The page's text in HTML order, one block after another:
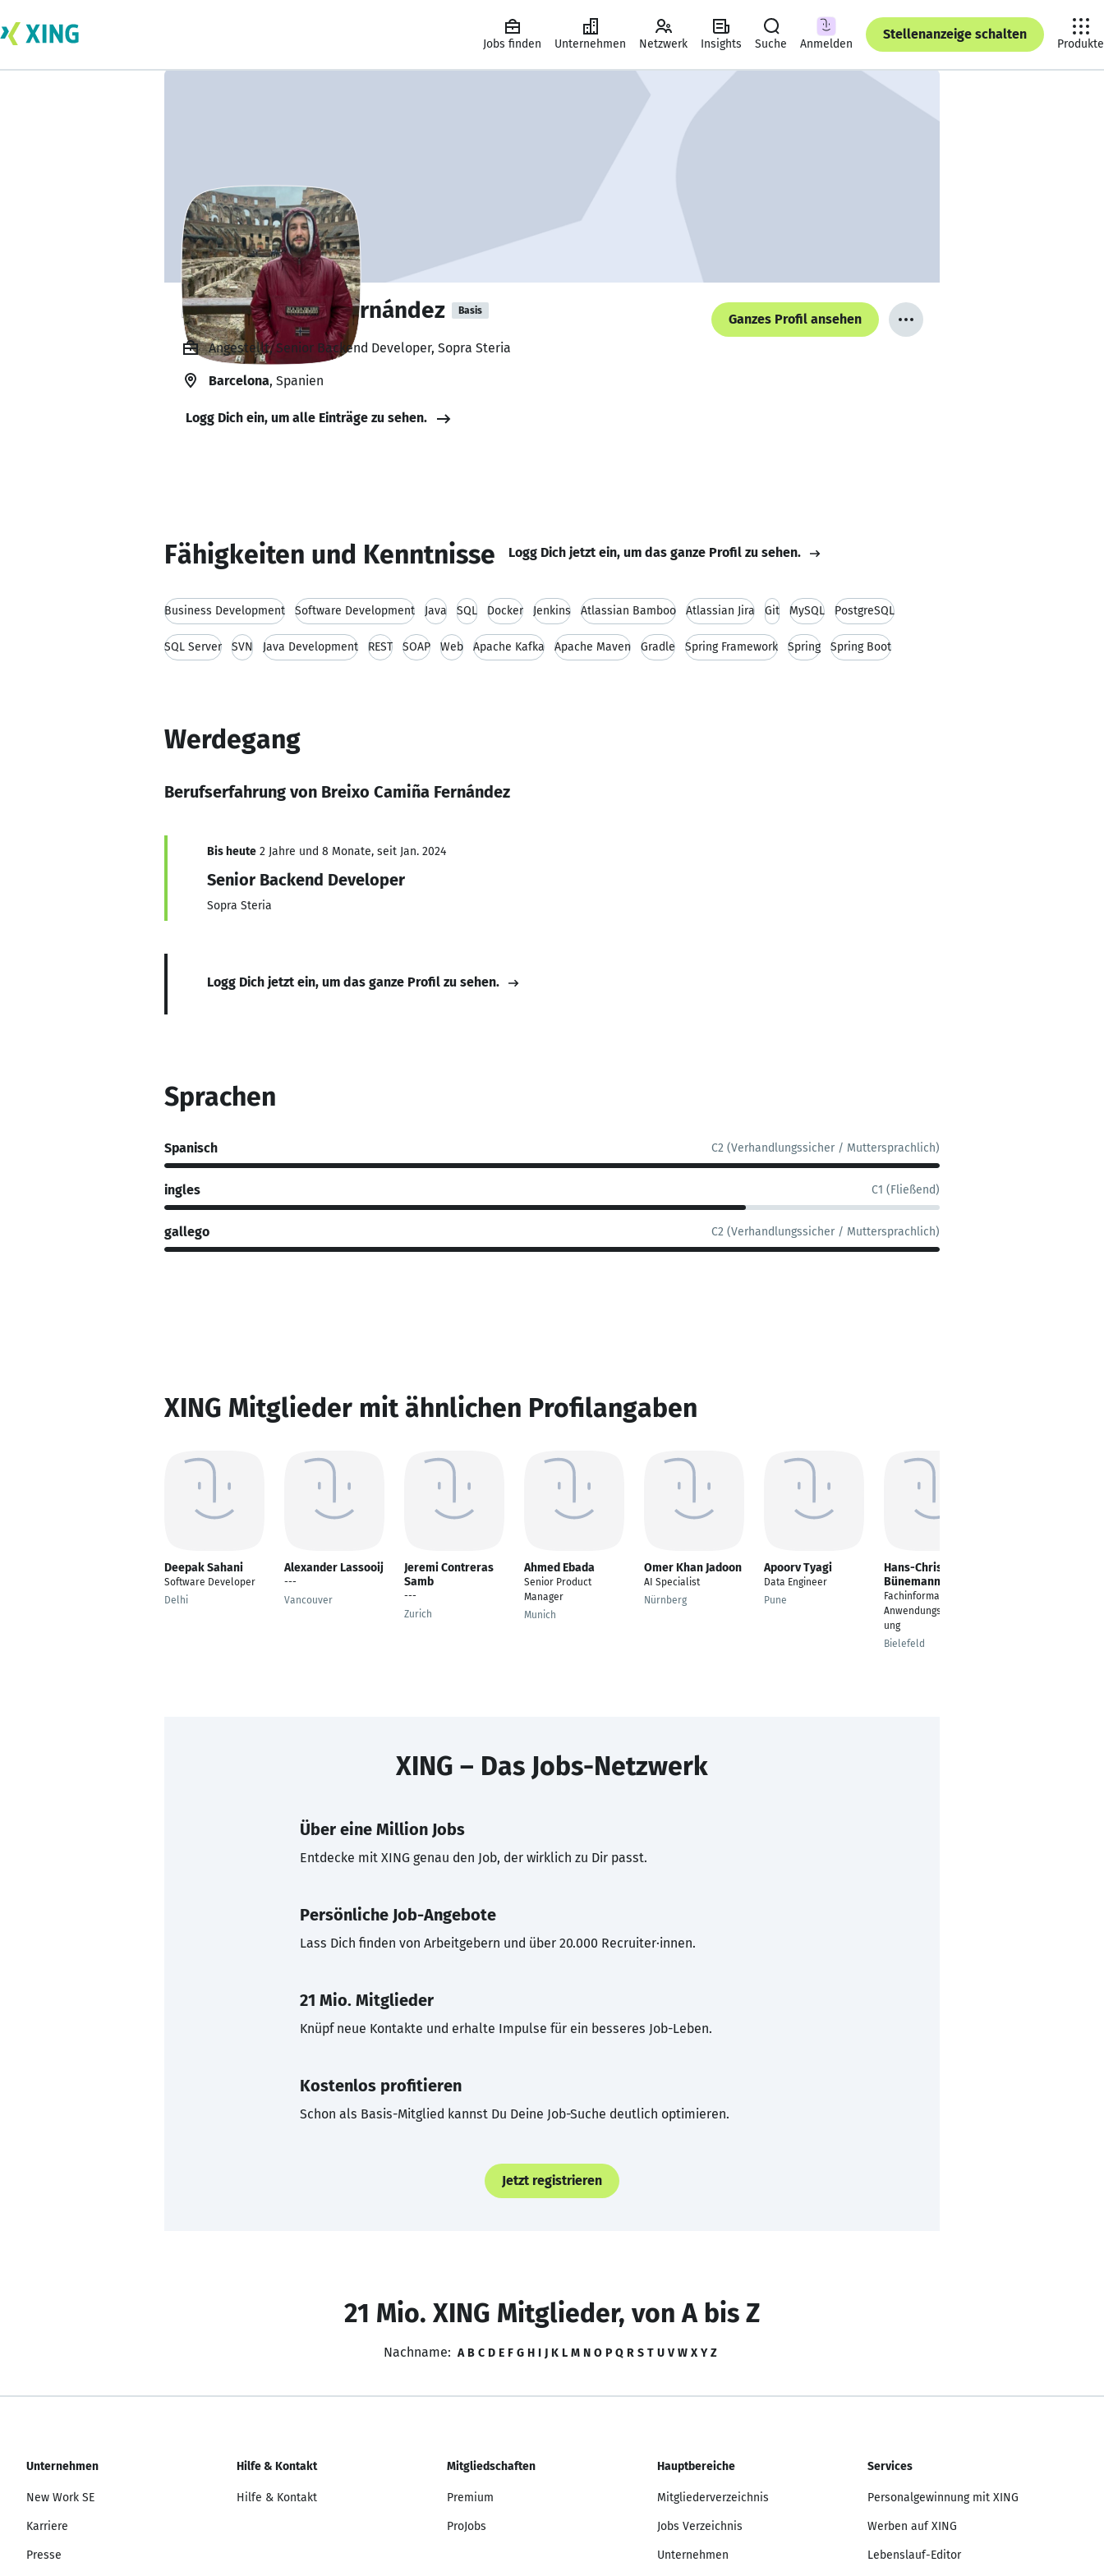
Jobs finden Unternehmen Netzwerk Insights Suche Anmelden
Stellenanzeige schalten
Produkte
Breixo Camiña Fernández Basis
Ganzes Profil ansehen
Angestellt, Senior Backend Developer, Sopra Steria
Barcelona, Spanien
Logg Dich ein, um alle Einträge zu sehen.
Fähigkeiten und Kenntnisse Logg Dich jetzt ein, um das ganze Profil zu sehen.
Business Development Software Development Java SQL Docker Jenkins Atlassian Bamboo Atlassian Jira Git MySQL PostgreSQL
SQL Server SVN Java Development REST SOAP Web Apache Kafka Apache Maven Gradle Spring Framework Spring Spring Boot
Werdegang
Berufserfahrung von Breixo Camiña Fernández
Bis heute 2 Jahre und 8 Monate, seit Jan. 2024
Senior Backend Developer
Sopra Steria
Logg Dich jetzt ein, um das ganze Profil zu sehen.
Sprachen
Spanisch C2 (Verhandlungssicher / Muttersprachlich)
ingles C1 (Fließend)
gallego C2 (Verhandlungssicher / Muttersprachlich)
XING Mitglieder mit ähnlichen Profilangaben
Deepak Sahani
Software Developer
Delhi
Alexander Lassooij
---
Vancouver
Jeremi Contreras
Samb
---
Zurich
Ahmed Ebada
Senior Product
Manager
Munich
Omer Khan Jadoon
AI Specialist
Nürnberg
Apoorv Tyagi
Data Engineer
Pune
Hans-Christian
Bünemann
Fachinformatiker
Anwendungsentwickl
ung
Bielefeld
XING – Das Jobs-Netzwerk
Über eine Million Jobs
Entdecke mit XING genau den Job, der wirklich zu Dir passt.
Persönliche Job-Angebote
Lass Dich finden von Arbeitgebern und über 20.000 Recruiter·innen.
21 Mio. Mitglieder
Knüpf neue Kontakte und erhalte Impulse für ein besseres Job-Leben.
Kostenlos profitieren
Schon als Basis-Mitglied kannst Du Deine Job-Suche deutlich optimieren.
Jetzt registrieren
21 Mio. XING Mitglieder, von A bis Z
Nachname: A B C D E F G H I J K L M N O P Q R S T U V W X Y Z
Unternehmen
New Work SE
Karriere
Presse
Hilfe & Kontakt
Hilfe & Kontakt
Mitgliedschaften
Premium
ProJobs
Hauptbereiche
Mitgliederverzeichnis
Jobs Verzeichnis
Unternehmen
Services
Personalgewinnung mit XING
Werben auf XING
Lebenslauf-Editor